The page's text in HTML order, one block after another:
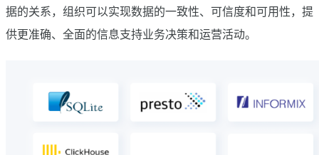
据的关系，组织可以实现数据的一致性、可信度和可用性，提
供更准确、全面的信息支持业务决策和运营活动。